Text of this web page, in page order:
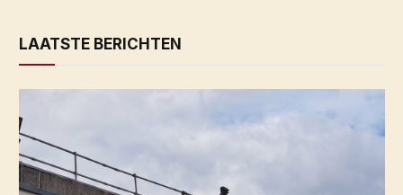
LAATSTE BERICHTEN